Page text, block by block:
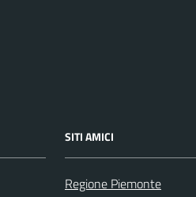
SITI AMICI
Regione Piemonte